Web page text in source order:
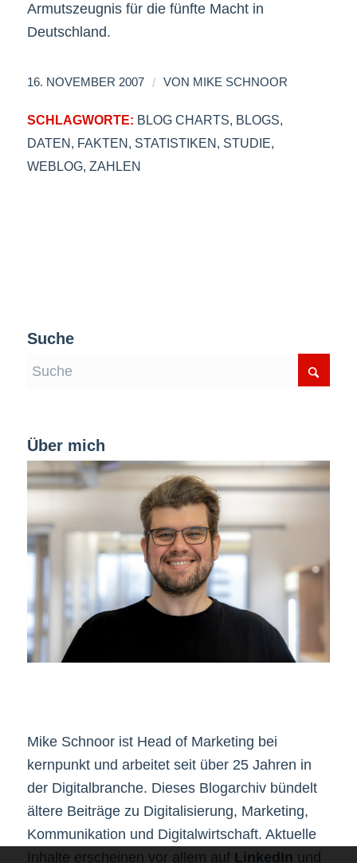
Armutszeugnis für die fünfte Macht in
Deutschland.
16. NOVEMBER 2007 / VON MIKE SCHNOOR
SCHLAGWORTE: BLOG CHARTS BLOGS
DATEN FAKTEN STATISTIKEN STUDIE
WEBLOG, ZAHLEN
Suche
Über mich
Mike Schnoor ist Head of Marketing bei
kernpunkt und arbeitet seit über 25 Jahren in
der Digitalbranche. Dieses Blogarchiv bündelt
ältere Beiträge zu Digitalisierung, Marketing,
Kommunikation und Digitalwirtschaft. Aktuelle
Inhalte erscheinen vor allem auf LinkedIn und